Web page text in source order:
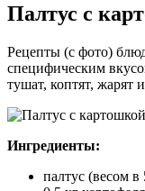
Палтус с
Рецепты (с фото)
специфическим
тушат, коптят, жарят
Ингредиенты:
палтус (весом в